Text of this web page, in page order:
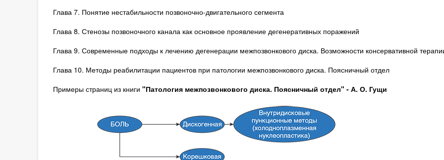
Глава 7. Понятие нестабильности позвоночно-двигательного сегмента
Глава 8. Стенозы позвоночного канала как основное проявление дегенеративных поражений
Глава 9. Современные подходы к лечению дегенерации межпозвонкового диска. Возможности консервативной
Глава 10. Методы реабилитации пациентов при патологии межпозвонкового диска. Поясничный отдел
Примеры страниц из книги "Патология межпозвонкового диска. Поясничный отдел" - А. О. Гущи